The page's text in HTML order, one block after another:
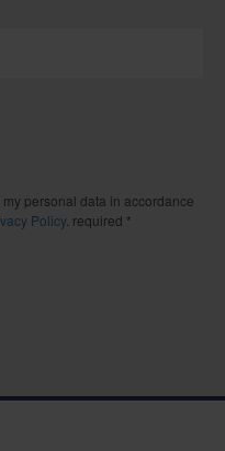
personal data in accordance
Policy. required *